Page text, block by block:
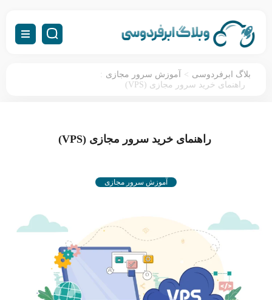
بلاگ ابرفردوسی > آموزش سرور مجازی :
راهنمای خرید سرور مجازی (VPS)
راهنمای خرید سرور مجازی (VPS)
آموزش سرور مجازی